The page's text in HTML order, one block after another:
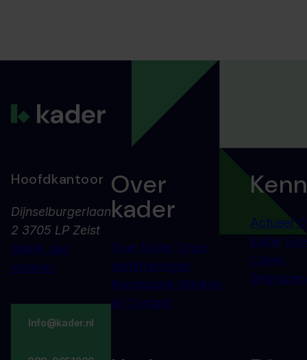
Hoofdkantoor
Dijnselburgerlaan
2 3705 LP Zeist
Bekijk alle
locaties
Info@kader.nl
Over
kader
Over kader Onze
certificeringen
Kennisbank Werken
bij Contact
Actueel
kader
Cases